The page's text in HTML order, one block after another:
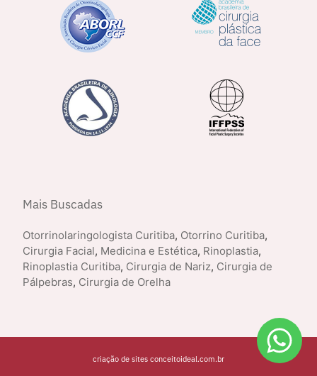
Mais Buscadas
Otorrinolaringologista Curitiba, Otorrino Curitiba,
Cirurgia Facial, Medicina e Estética, Rinoplastia,
Rinoplastia Curitiba, Cirurgia de Nariz, Cirurgia de
Pálpebras, Cirurgia de Orelha
criação de sites conceitoideal.com.br